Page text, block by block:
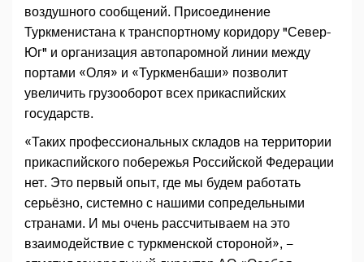
воздушного сообщений. Присоединение
Туркменистана к транспортному коридору "Север-
Юг" и организация автопаромной линии между
портами «Оля» и «Туркменбаши» позволит
увеличить грузооборот всех прикаспийских
государств.
«Таких профессиональных складов на территории
прикаспийского побережья Российской Федерации
нет. Это первый опыт, где мы будем работать
серьёзно, системно с нашими сопредельными
странами. И мы очень рассчитываем на это
взаимодействие с туркменской стороной», −